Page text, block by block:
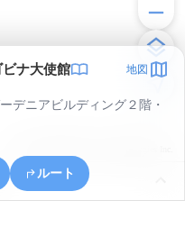
ナ大使館 地図
ニアビルディング２階・
ルート